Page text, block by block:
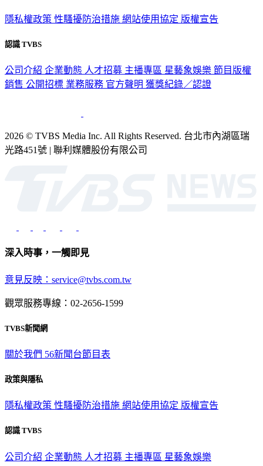
隱私權政策 性騷擾防治措施 網站使用協定 版權宣告
認識 TVBS
公司介紹 企業動態 人才招募 主播專區 星藝象娛樂 節目版權
銷售 公開招標 業務服務 官方聲明 獲獎紀錄／認證
2026 © TVBS Media Inc. All Rights Reserved. 台北市內湖區瑞
光路451號 | 聯利媒體股份有限公司
深入時事，一觸即見
意見反映：service@tvbs.com.tw
觀眾服務專線：02-2656-1599
TVBS新聞網
關於我們 56新聞台節目表
政策與隱私
隱私權政策 性騷擾防治措施 網站使用協定 版權宣告
認識 TVBS
公司介紹 企業動態 人才招募 主播專區 星藝象娛樂